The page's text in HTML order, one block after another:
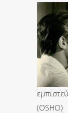
(OSHO)